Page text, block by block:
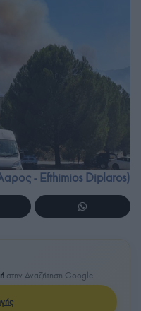
- Efthimios Diplaros)
στην Αναζήτηση Google